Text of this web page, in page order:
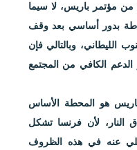
من مؤتمر باريس، لا سيما
بدور أساسي بعد وقف
الليطاني، وبالتالي فإن
الدعم الكافي من المجتمع
هو المحطة الأساس
النار، لأن فرنسا تشكل
عنه في هذه الظروف